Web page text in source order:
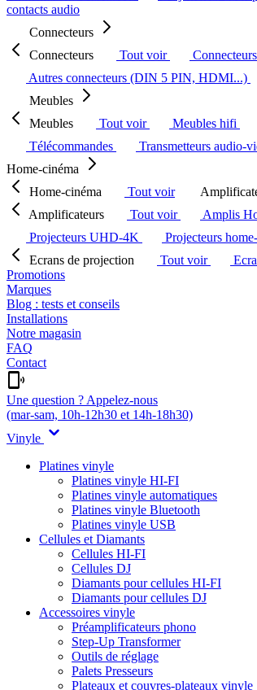
contacts audio
Connecteurs
Connecteurs
Tout voir
Autres connecteurs (DIN 5 PIN, HDMI...)
Meubles
Meubles
Tout voir Meubles hifi
Télécommandes
Transmetteurs audio-
Home-cinéma
Home-cinéma
Tout voir
Amplificateurs
Tout voir Amplis
Projecteurs UHD-4K
Projecteurs
Ecrans de projection
Tout voir
Promotions
Marques
Blog : tests et conseils
Installations
Notre magasin
FAQ
Contact
Une question ? Appelez-nous
(mar-sam, 10h-12h30 et 14h-18h30)
Vinyle
Platines vinyle
Platines vinyle HI-FI
Platines vinyle automatiques
Platines vinyle Bluetooth
Platines vinyle USB
Cellules et Diamants
Cellules HI-FI
Cellules DJ
Diamants pour cellules HI-FI
Diamants pour cellules DJ
Accessoires vinyle
Préamplificateurs phono
Step-Up Transformer
Outils de réglage
Palets Presseurs
Plateaux et couvres-plateaux vinyle